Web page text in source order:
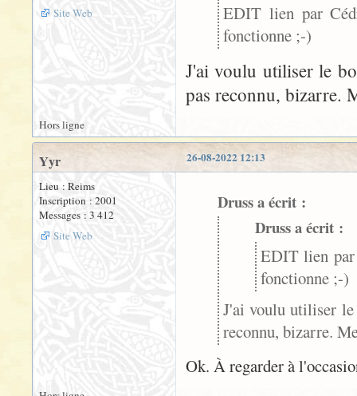
Site Web
EDIT lien par
fonctionne ;-)
J'ai voulu utiliser le
pas reconnu, bizarre.
Hors ligne
26-08-2022 12:13
Yyr
Lieu : Reims
Inscription : 2001
Messages : 3 412
Site Web
Druss a écrit :
Druss a écrit :
EDIT lien
fonctionne ;-)
J'ai voulu utiliser le
reconnu, bizarre.
Ok. À regarder à